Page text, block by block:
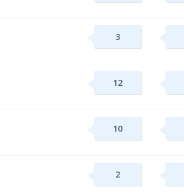
3
12
10
2